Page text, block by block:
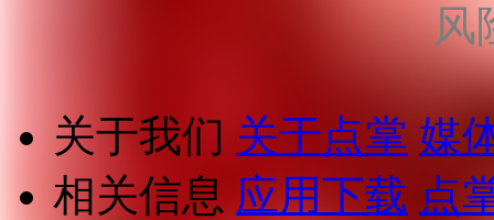
风
关于我们 关于点掌 媒
相关信息 应用下载 点